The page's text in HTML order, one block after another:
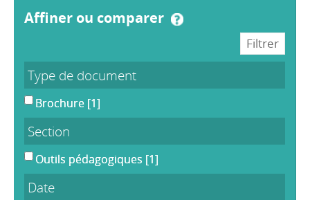
affiner ou comparer
Type de document
Brochure [1]
Section
Outils pédagogiques [1]
Date